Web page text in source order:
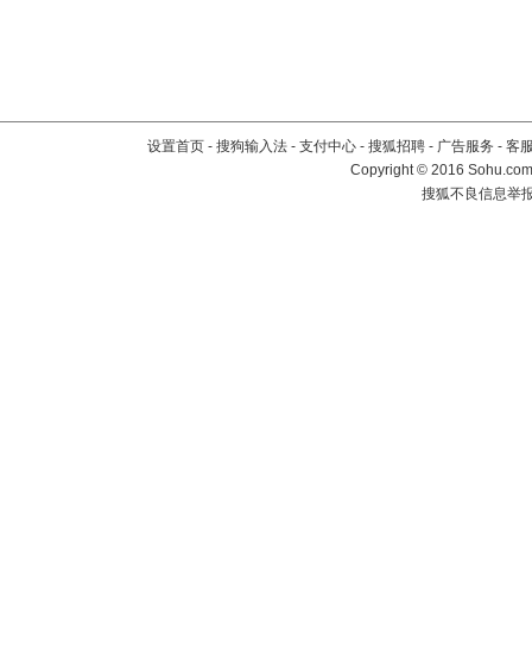
设置首页 - 搜狗输入法 - 支付中心 - 搜狐招聘 - 广告服务 - 客
Copyright©2016
搜狐不良信息举